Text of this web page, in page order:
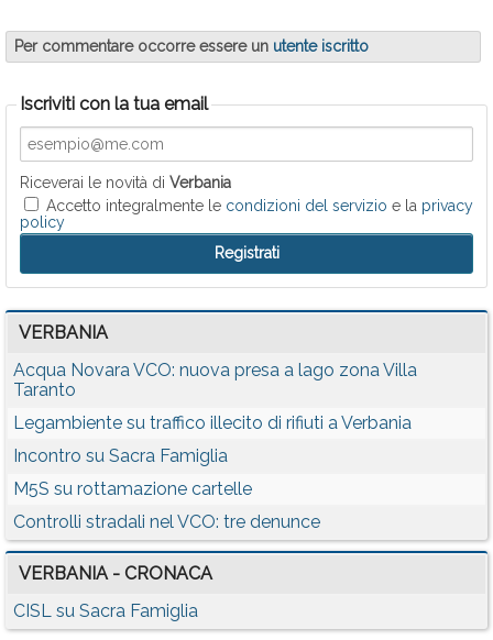
Per commentare occorre essere un utente iscritto
Iscriviti con la tua email
Riceverai le novità di Verbania
Accetto integralmente le condizioni del servizio e la privacy
policy
VERBANIA
Acqua Novara VCO: nuova presa a lago zona Villa
Taranto
Legambiente su traffico illecito di rifiuti a Verbania
Incontro su Sacra Famiglia
M5S su rottamazione cartelle
Controlli stradali nel VCO: tre denunce
VERBANIA - CRONACA
CISL su Sacra Famiglia